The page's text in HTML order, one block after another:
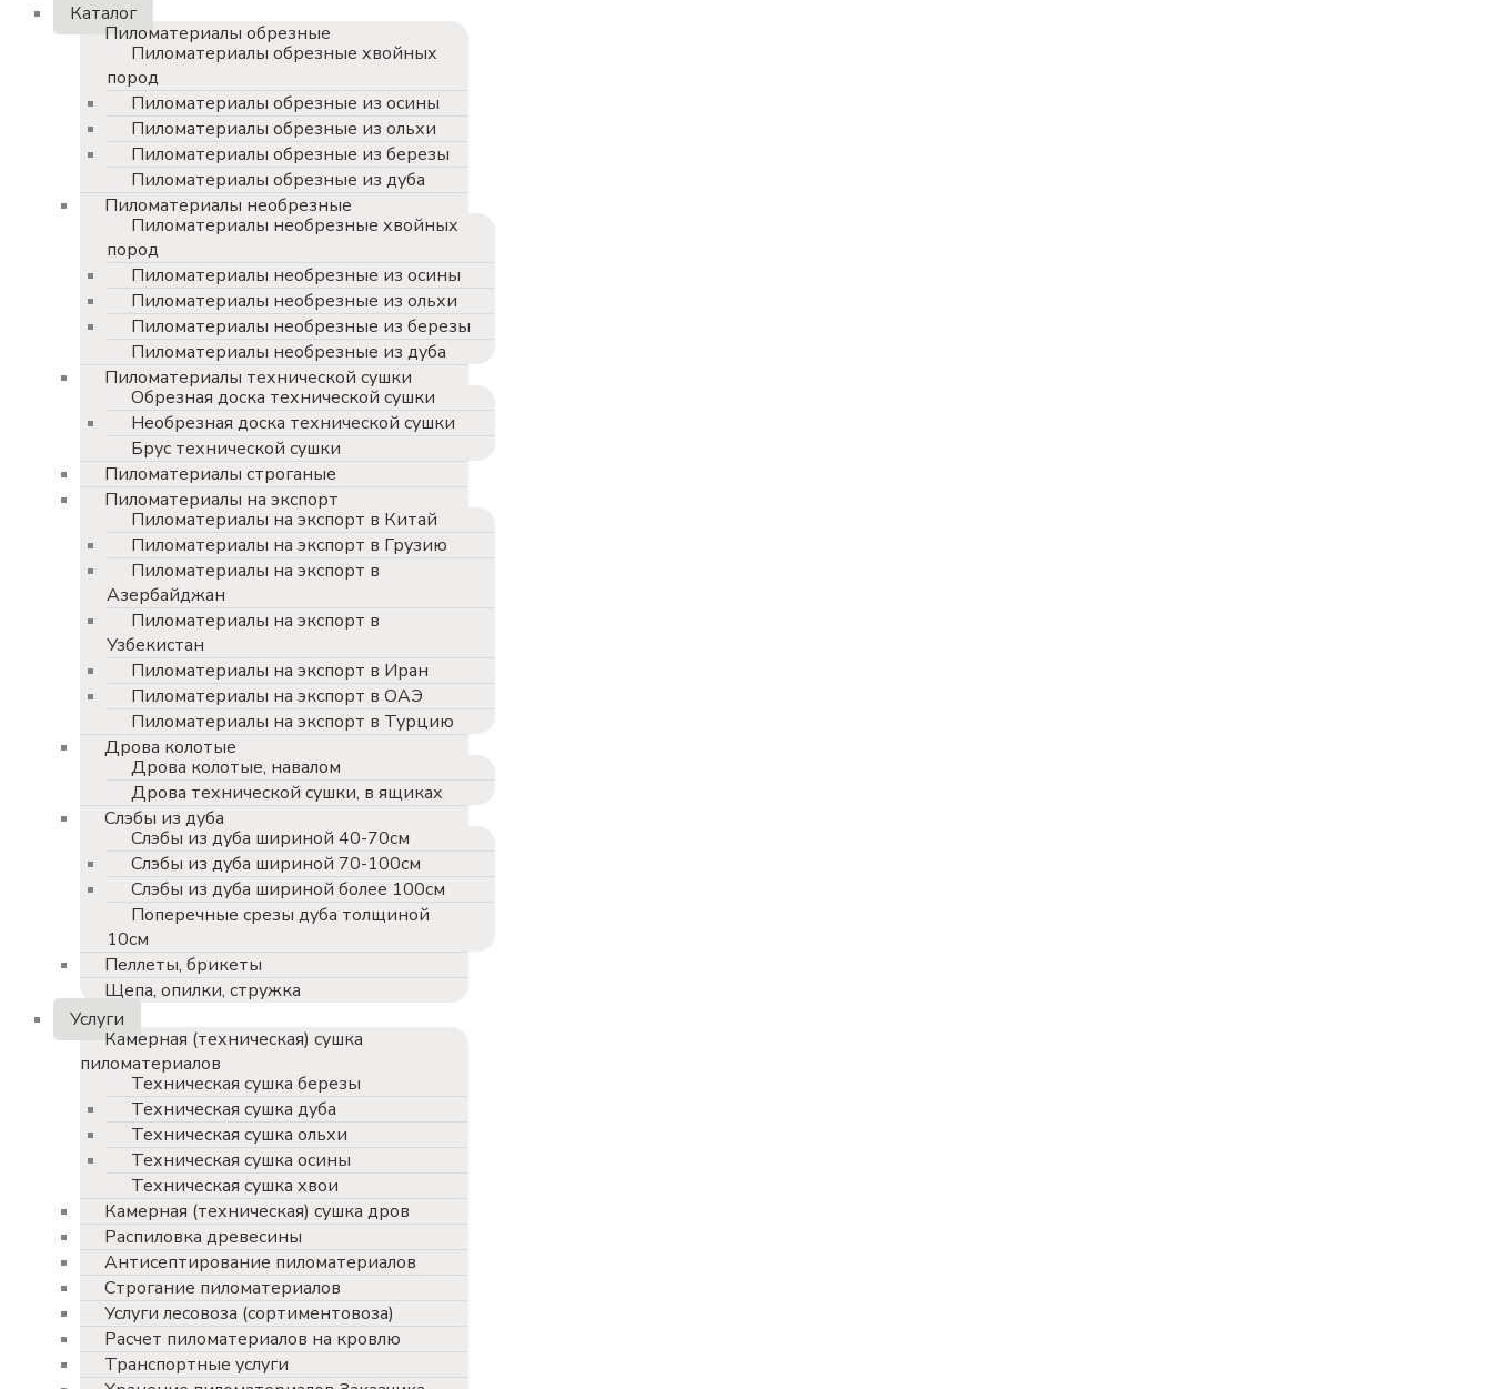
Каталог
Пиломатериалы обрезные
Пиломатериалы обрезные хвойных
пород
Пиломатериалы обрезные из осины
Пиломатериалы обрезные из ольхи
Пиломатериалы обрезные из березы
Пиломатериалы обрезные из дуба
Пиломатериалы необрезные
Пиломатериалы необрезные хвойных
пород
Пиломатериалы необрезные из осины
Пиломатериалы необрезные из ольхи
Пиломатериалы необрезные из березы
Пиломатериалы необрезные из дуба
Пиломатериалы технической сушки
Обрезная доска технической сушки
Необрезная доска технической сушки
Брус технической сушки
Пиломатериалы строганые
Пиломатериалы на экспорт
Пиломатериалы на экспорт в Китай
Пиломатериалы на экспорт в Грузию
Пиломатериалы на экспорт в
Азербайджан
Пиломатериалы на экспорт в
Узбекистан
Пиломатериалы на экспорт в Иран
Пиломатериалы на экспорт в ОАЭ
Пиломатериалы на экспорт в Турцию
Дрова колотые
Дрова колотые, навалом
Дрова технической сушки, в ящиках
Слэбы из дуба
Слэбы из дуба шириной 40-70см
Слэбы из дуба шириной 70-100см
Слэбы из дуба шириной более 100см
Поперечные срезы дуба толщиной
10см
Пеллеты, брикеты
Щепа, опилки, стружка
Услуги
Камерная (техническая) сушка
пиломатериалов
Техническая сушка березы
Техническая сушка дуба
Техническая сушка ольхи
Техническая сушка осины
Техническая сушка хвои
Камерная (техническая) сушка дров
Распиловка древесины
Антисептирование пиломатериалов
Строгание пиломатериалов
Услуги лесовоза (сортиментовоза)
Расчет пиломатериалов на кровлю
Транспортные услуги